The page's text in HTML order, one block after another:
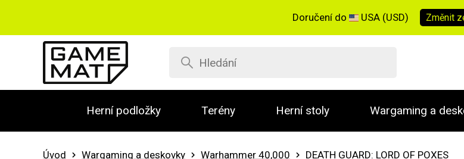
Doručení do USA (USD) Změnit
Herní podložky Terény Herní stoly Wargaming a
Úvod Wargaming a deskovky Warhammer 40,000 DEATH GUARD: LORD OF POXES